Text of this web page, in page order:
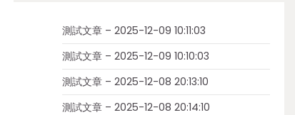
測試文章 – 2025-12-09 10:11:03
測試文章 – 2025-12-09 10:10:03
測試文章 – 2025-12-08 20:13:10
測試文章 – 2025-12-08 20:14:10